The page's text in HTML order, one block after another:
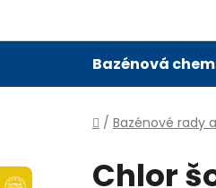
Bazénová
Domů
/ Bazénové rady
Chlor